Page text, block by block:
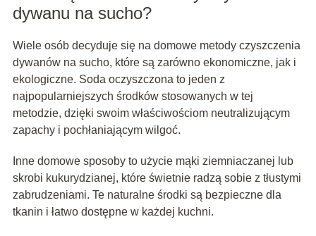
dywanu na sucho?
Wiele osób decyduje się na domowe metody czyszczenia
dywanów na sucho, które są zarówno ekonomiczne, jak i
ekologiczne. Soda oczyszczona to jeden z
najpopularniejszych środków stosowanych w tej
metodzie, dzięki swoim właściwościom neutralizującym
zapachy i pochłaniającym wilgoć.
Inne domowe sposoby to użycie mąki ziemniaczanej lub
skrobi kukurydzianej, które świetnie radzą sobie z tłustymi
zabrudzeniami. Te naturalne środki są bezpieczne dla
tkanin i łatwo dostępne w każdej kuchni.